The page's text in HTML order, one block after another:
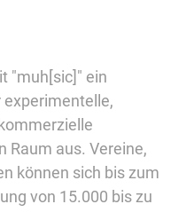
"muh[sic]" ein
Raum aus. Vereine,
können sich bis zum
von 15.000 bis zu